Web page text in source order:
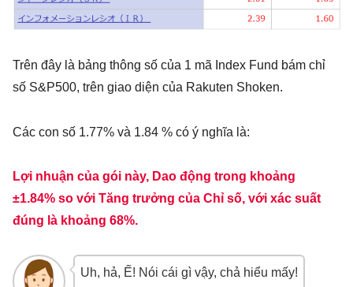
Trên đây là bảng thông số của 1 mã Index Fund bám chỉ
số S&P500, trên giao diện của Rakuten Shoken.
Các con số 1.77% và 1.84 % có ý nghĩa là:
Lợi nhuận của gói này, Dao động trong khoảng
±1.84% so với Tăng trưởng của Chỉ số, với xác suất
đúng là khoảng 68%.
Uh, hả, Ế! Nói cái gì vậy, chả hiểu mấy!